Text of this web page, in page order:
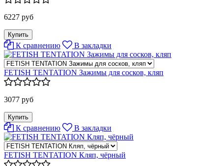
6227 руб
К сравнению В закладки
FETISH TENTATION Зажимы для сосков, кляп
3077 руб
К сравнению В закладки
FETISH TENTATION Кляп, чёрный